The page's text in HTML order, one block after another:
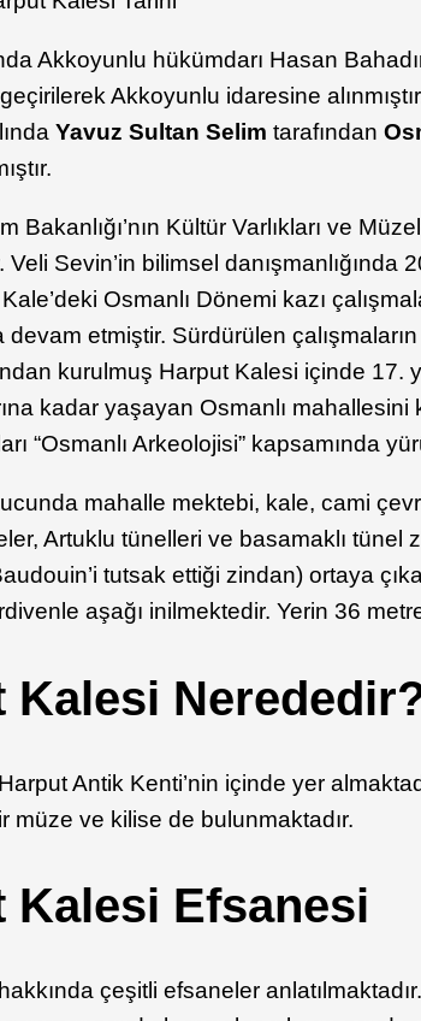
Akkoyunlu hükümdarı Hasan
Akkoyunlu idaresine
Yavuz Sultan Selim tarafından
Bakanlığı’nın Kültür Varlıkları ve
Sevin’in bilimsel danışmanlığında
Osmanlı Dönemi kazı
devam etmiştir. Sürdürülen
kurulmuş Harput Kalesi içinde 17.
kadar yaşayan Osmanlı
“Osmanlı Arkeolojisi” kapsamında
mahalle mektebi, kale, cami
Artuklu tünelleri ve basamaklı tünel
tutsak ettiği zindan) ortaya
aşağı inilmektedir. Yerin 36
Kalesi
Antik Kenti’nin içinde yer
müze ve kilise de bulunmaktadır.
Kalesi Efsanesi
çeşitli efsaneler